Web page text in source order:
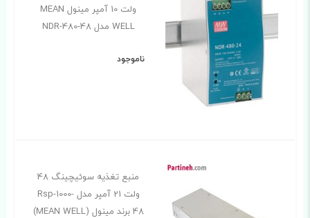
ولت 10 آمپر مینول MEAN
WELL مدل NDR-480-48
ناموجود
منبع تغذیه سوئیچینگ 48
ولت 21 آمپر مدل Rsp-1000-
48 برند مینول (MEAN WELL)